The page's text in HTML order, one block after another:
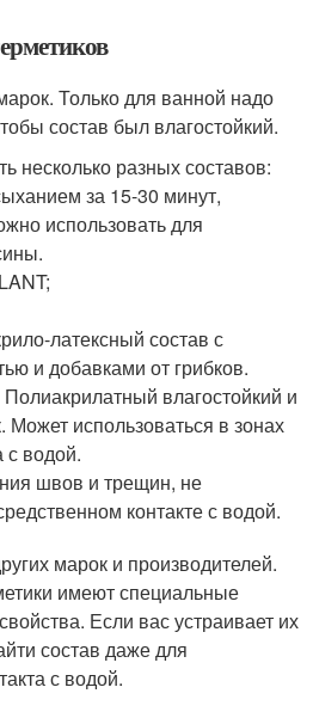
Только для ванной надо
состав был влагостойкий.
несколько разных составов:
за 15-30 минут,
использовать для
латексный состав с
и добавками от грибков.
влагостойкий и
Может использоваться в зонах
с водой.
швов и трещин, не
контакте с водой.
марок и производителей.
имеют специальные
Если вас устраивает их
состав даже для
с водой.